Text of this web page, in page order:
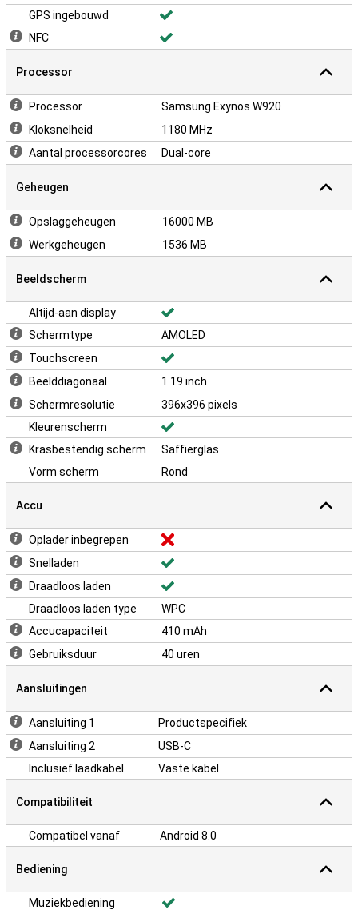
GPS ingebouwd
NFC
Processor
Processor
Samsung Exynos W920
Kloksnelheid
1180 MHz
Aantal processorcores
Dual-core
Geheugen
Opslaggeheugen
16000 MB
Werkgeheugen
1536 MB
Beeldscherm
Altijd-aan display
Schermtype
AMOLED
Touchscreen
Beelddiagonaal
1.19 inch
Schermresolutie
396x396 pixels
Kleurenscherm
Krasbestendig scherm
Saffierglas
Vorm scherm
Rond
Accu
Oplader inbegrepen
Snelladen
Draadloos laden
Draadloos laden type
WPC
Accucapaciteit
410 mAh
Gebruiksduur
40 uren
Aansluitingen
Aansluiting 1
Productspecifiek
Aansluiting 2
USB-C
Inclusief laadkabel
Vaste kabel
Compatibiliteit
Compatibel vanaf Android 8.0
Bediening
Muziekbediening